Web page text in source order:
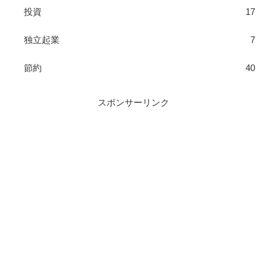
投資 17
独立起業 7
節約 40
スポンサーリンク